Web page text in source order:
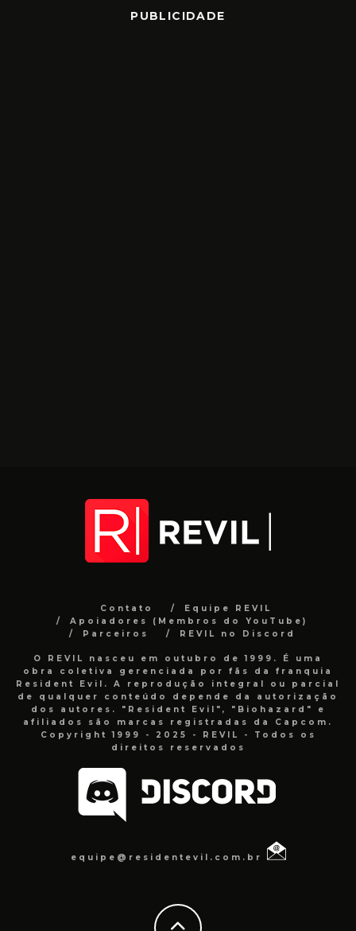
PUBLICIDADE
Contato
Equipe REVIL
Apoiadores (Membros do YouTube)
Parceiros
REVIL no Discord
O REVIL nasceu em outubro de 1999. É uma
obra coletiva gerenciada por fãs da franquia
Resident Evil. A reprodução integral ou parcial
de qualquer conteúdo depende da autorização
dos autores. "Resident Evil", "Biohazard" e
afiliados são marcas registradas da Capcom.
Copyright 1999 - 2025 - REVIL - Todos os
direitos reservados
equipe@residentevil.com.br